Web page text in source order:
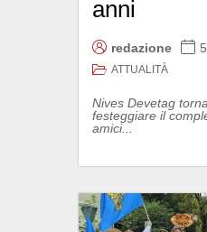
anni
redazione
ATTUALITÀ
Nives Devetag
festeggiare il
amici...